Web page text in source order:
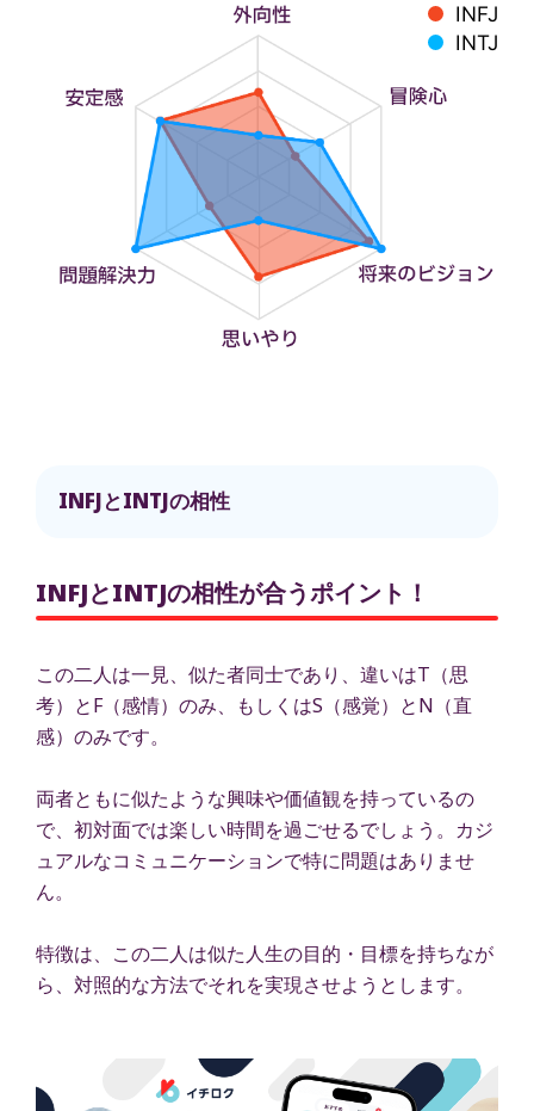
INFJ
INTJ
INFJとINTJの相性
INFJとINTJの相性が合うポイント！
この二人は一見、似た者同士であり、違いはT（思
考）とF（感情）のみ、もしくはS（感覚）とN（直
感）のみです。
両者ともに似たような興味や価値観を持っているの
で、初対面では楽しい時間を過ごせるでしょう。カジ
ュアルなコミュニケーションで特に問題はありませ
ん。
特徴は、この二人は似た人生の目的・目標を持ちなが
ら、対照的な方法でそれを実現させようとします。